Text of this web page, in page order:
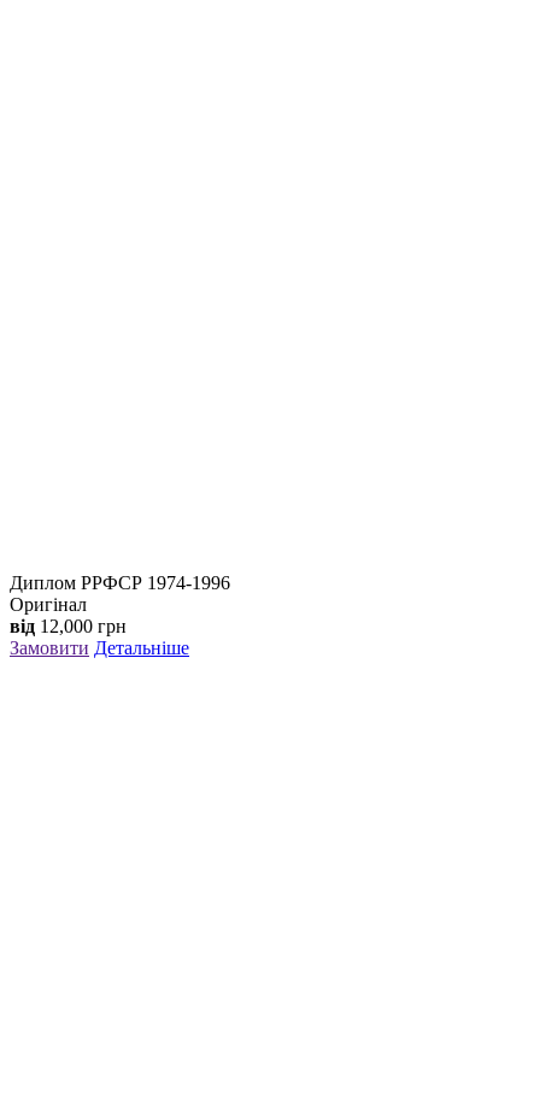
Диплом РРФСР 1974-1996
Оригінал
від 12,000 грн
Замовити Детальніше